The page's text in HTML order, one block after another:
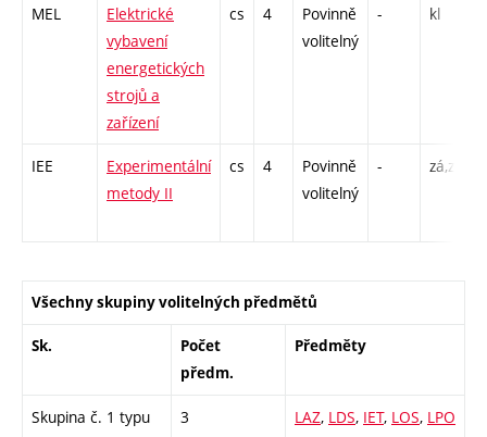
MEL
Elektrické
vybavení
energetických
strojů a
zařízení
cs 4
Povinně
volitelný
- kl
IEE
Experimentální
metody II
cs 4
Povinně
volitelný
- zá,zk
Všechny skupiny volitelných předmětů
Sk.
Počet
předm.
Předměty
Skupina č. 1 typu
3 LAZ, LDS, IET, LOS, LPO